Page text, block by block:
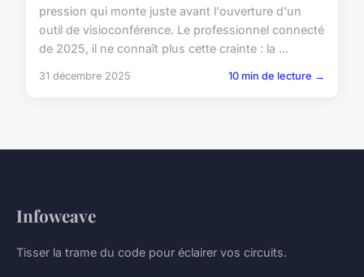
pression qui monte juste avant l'ouverture d'un
outil de visioconférence. Le professionnel connecté
de 2025, il ne connaît plus cette crainte : la ...
31 décembre 2025 10 min de lecture →
Infoweave
Tisser la trame du code pour éclairer vos circuits.